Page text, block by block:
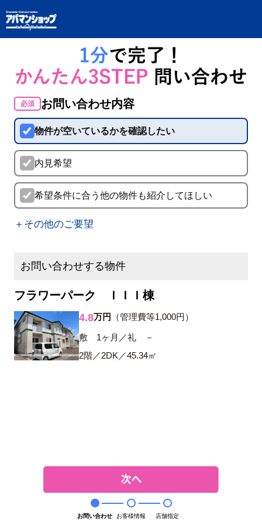
必須 お問い合わせ内容
物件が空いているかを確認したい
内見希望
希望条件に合う他の物件も紹介してほしい
＋その他のご要望
お問い合わせする物件
フラワーパーク ＩＩＩ棟
4.8万円 （管理費等1,000円）
敷 1ヶ月／礼 －
2階／2DK／45.34㎡
お問い合わせ お客様情報 店舗指定